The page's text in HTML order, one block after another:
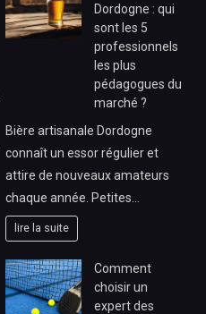
Dordogne : qui
sont les 5
professionnels
les plus
pédagogues du
marché ?
Bière artisanale Dordogne
connaît un essor régulier et
attire de nouveaux amateurs
chaque année. Petites…
lire la suite
Comment
choisir un
expert des